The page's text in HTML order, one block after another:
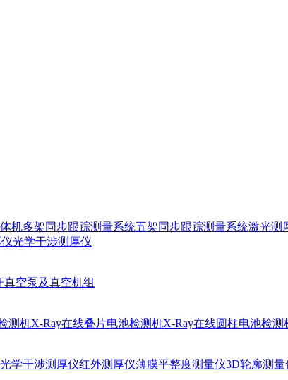
机多架同步跟踪测量系统五架同步跟踪测量系统激光测
光学干涉测厚仪
真空泵及真空机组
测机X-Ray在线叠片电池检测机X-Ray在线圆柱电池检测
光学干涉测厚仪红外测厚仪薄膜平整度测量仪3D轮廓测量